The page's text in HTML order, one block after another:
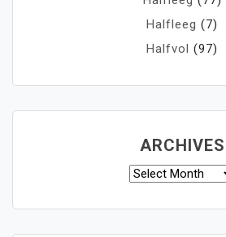
Halfleeg (7)
Halfvol (97)
ARCHIVES
Archives